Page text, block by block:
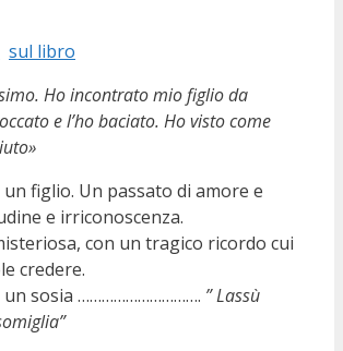
sul libro
Ho incontrato mio figlio da
e l’ho baciato. Ho visto come
figlio. Un passato di amore e
e irriconoscenza.
con un tragico ricordo cui
credere.
un sosia …………………………. ” Lassù